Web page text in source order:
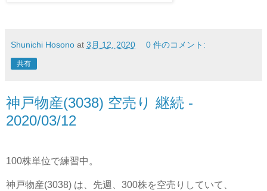
Shunichi Hosono at 3月 12, 2020 0 件のコメント:
共有
神戸物産(3038) 空売り 継続 -
2020/03/12
100株単位で練習中。
神戸物産(3038) は、先週、300株を空売りしていて、